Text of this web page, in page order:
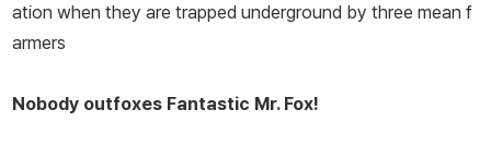
ation when they are trapped underground by three mean f
armers
Nobody outfoxes Fantastic Mr. Fox!